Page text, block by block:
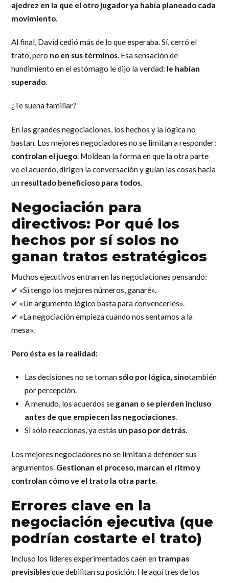
ajedrez en la que el otro jugador ya había planeado cada
movimiento.
Al final, David cedió más de lo que esperaba. Sí, cerró el
trato, pero no en sus términos. Esa sensación de
hundimiento en el estómago le dijo la verdad: le habían
superado.
¿Te suena familiar?
En las grandes negociaciones, los hechos y la lógica no
bastan. Los mejores negociadores no se limitan a responder:
controlan el juego. Moldean la forma en que la otra parte
ve el acuerdo, dirigen la conversación y guían las cosas hacia
un resultado beneficioso para todos.
Negociación para
directivos: Por qué los
hechos por sí solos no
ganan tratos estratégicos
Muchos ejecutivos entran en las negociaciones pensando:
✔ «Si tengo los mejores números, ganaré».
✔ «Un argumento lógico basta para convencerles».
✔ «La negociación empieza cuando nos sentamos a la
mesa».
Pero ésta es la realidad:
Las decisiones no se toman sólo por lógica, sinotambién
por percepción.
A menudo, los acuerdos se ganan o se pierden incluso
antes de que empiecen las negociaciones.
Si sólo reaccionas, ya estás un paso por detrás.
Los mejores negociadores no se limitan a defender sus
argumentos. Gestionan el proceso, marcan el ritmo y
controlan cómo ve el trato la otra parte
Errores clave en la
negociación ejecutiva (que
podrían costarte el trato)
Incluso los líderes experimentados caen en trampas
previsiblesque debilitan su posición. He aquí tres de los